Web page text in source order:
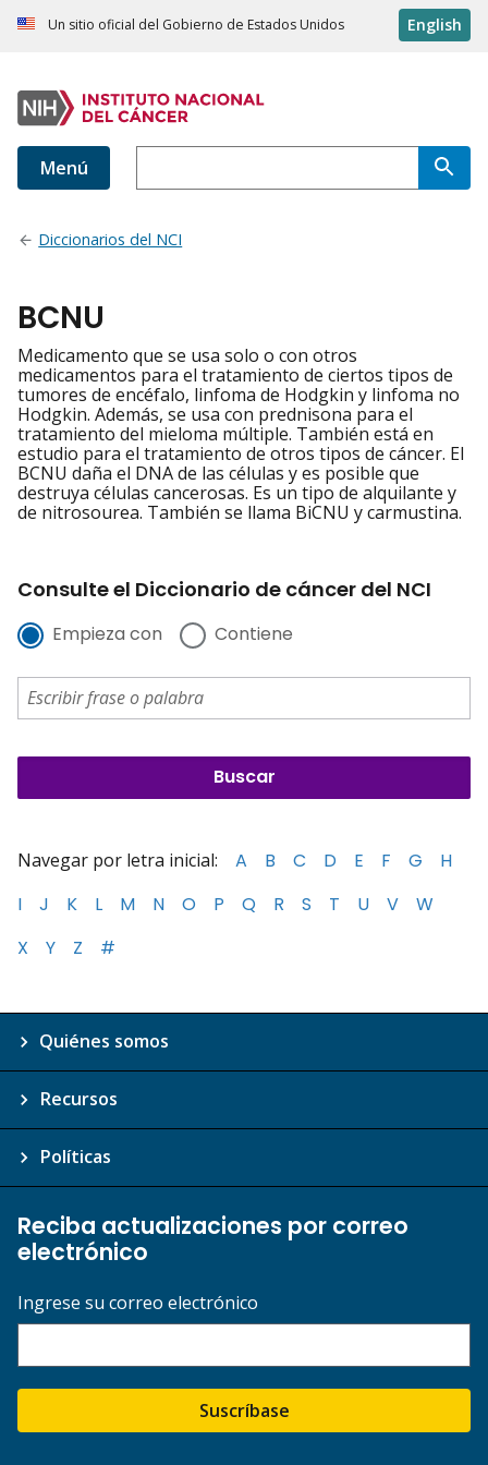
Un sitio oficial del Gobierno de Estados Unidos English
Menú
Diccionarios del NCI
BCNU
Medicamento que se usa solo o con otros
medicamentos para el tratamiento de ciertos tipos de
tumores de encéfalo, linfoma de Hodgkin y linfoma no
Hodgkin. Además, se usa con prednisona para el
tratamiento del mieloma múltiple. También está en
estudio para el tratamiento de otros tipos de cáncer. El
BCNU daña el DNA de las células y es posible que
destruya células cancerosas. Es un tipo de alquilante y
de nitrosourea. También se llama BiCNU y carmustina.
Consulte el Diccionario de cáncer del NCI
Empieza con Contiene
Navegar por letra inicial: A B C D E F G
H
I
J K L M N O P Q R S T U V
W
X
Y Z #
Quiénes somos
Recursos
Políticas
Reciba actualizaciones por correo
electrónico
Ingrese su correo electrónico
Suscríbase